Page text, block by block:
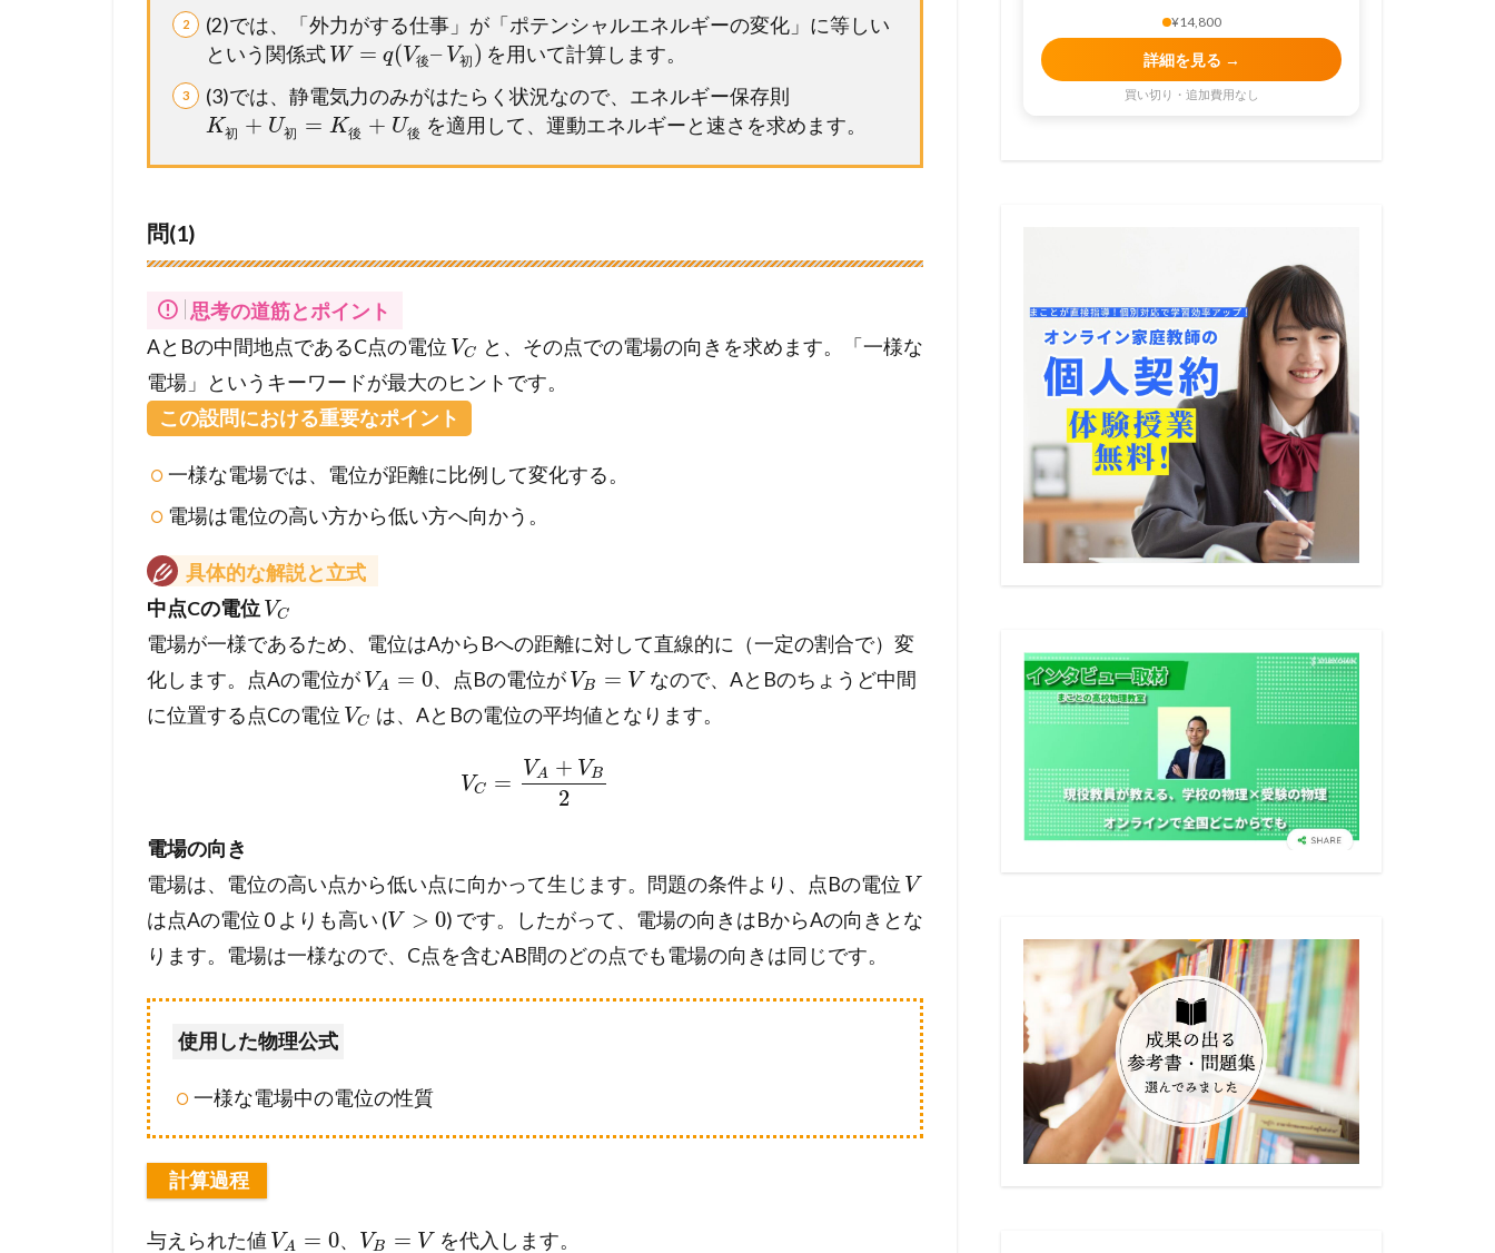
(2)では、「外力がする仕事」が「ポテンシャルエネルギーの変化」に等しい
という関係式 W = q(V後– V初 ) を用いて計算します。
(3)では、静電気力のみがはたらく状況なので、エネルギー保存則
K初 + U初 = K後 + U後 を適用して、運動エネルギーと速さを求めます。
問(1)
思考の道筋とポイント
AとBの中間地点であるC点の電位 VC
と、その点での電場の向きを求めます。「一様な
電場」というキーワードが最大のヒントです。
この設問における重要なポイント
一様な電場では、電位が距離に比例して変化する。
電場は電位の高い方から低い方へ向かう。
具体的な解説と立式
中点Cの電位 VC
電場が一様であるため、電位はAからBへの距離に対して直線的に（一定の割合で）変
化します。点Aの電位が VA = 0、点Bの電位が VB = V なので、AとBのちょうど中間
に位置する点Cの電位 VC は、AとBの電位の平均値となります。
VC =
VA + VB
2
電場の向き
電場は、電位の高い点から低い点に向かって生じます。問題の条件より、点Bの電位 V
は点Aの電位 0 よりも高い (V > 0) です。したがって、電場の向きはBからAの向きとな
ります。電場は一様なので、C点を含むAB間のどの点でも電場の向きは同じです。
使用した物理公式
一様な電場中の電位の性質
計算過程
与えられた値 VA = 0、 VB = V を代入します。
¥14,800
詳細を見る →
買い切り・追加費用なし